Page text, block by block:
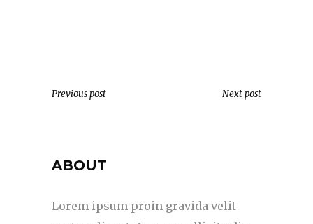
Previous post Next post
ABOUT
Lorem ipsum proin gravida velit